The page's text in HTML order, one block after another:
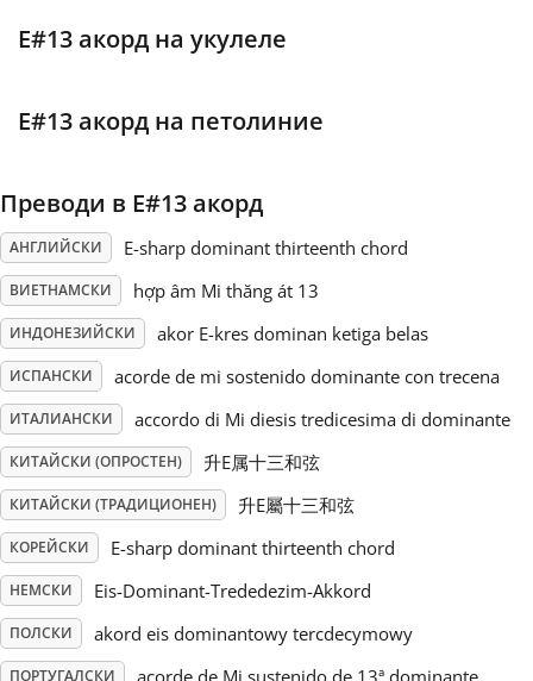
Polski
Português
Русский
Tiếng Việt
Türkçe
Українська
E#13 акорд на укулеле
E#13 акорд на петолиние
Преводи в E#13 акорд
АНГЛИЙСКИ E-sharp dominant thirteenth chord
ВИЕТНАМСКИ hợp âm Mi thăng át 13
ИНДОНЕЗИЙСКИ akor E-kres dominan ketiga belas
ИСПАНСКИ acorde de mi sostenido dominante con trecena
ИТАЛИАНСКИ accordo di Mi diesis tredicesima di dominante
КИТАЙСКИ (ОПРОСТЕН) 升E属十三和弦
КИТАЙСКИ (ТРАДИЦИОНЕН) 升E屬十三和弦
КОРЕЙСКИ E-sharp dominant thirteenth chord
НЕМСКИ Eis-Dominant-Trededezim-Akkord
ПОЛСКИ akord eis dominantowy tercdecymowy
ПОРТУГАЛСКИ